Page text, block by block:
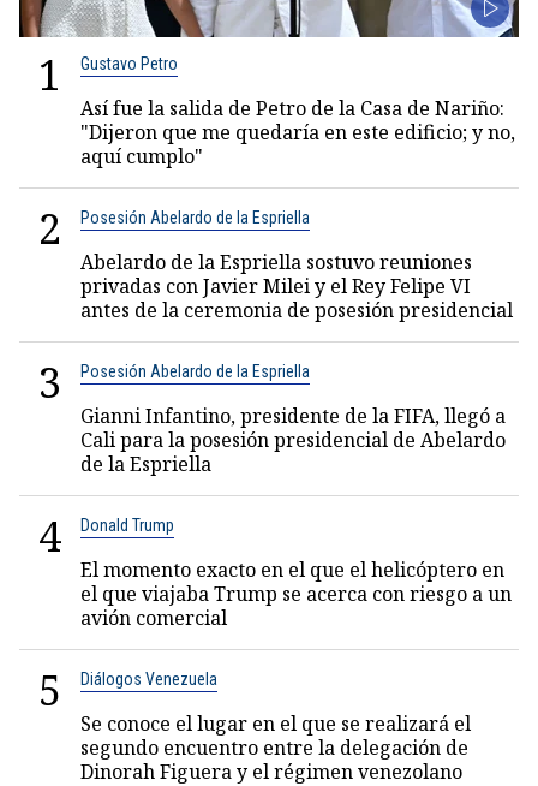
1 Gustavo Petro
Así fue la salida de Petro de la Casa de Nariño:
"Dijeron que me quedaría en este edificio; y no,
aquí cumplo"
2 Posesión Abelardo de la Espriella
Abelardo de la Espriella sostuvo reuniones
privadas con Javier Milei y el Rey Felipe VI
antes de la ceremonia de posesión presidencial
3 Posesión Abelardo de la Espriella
Gianni Infantino, presidente de la FIFA, llegó a
Cali para la posesión presidencial de Abelardo
de la Espriella
4 Donald Trump
El momento exacto en el que el helicóptero en
el que viajaba Trump se acerca con riesgo a un
avión comercial
5 Diálogos Venezuela
Se conoce el lugar en el que se realizará el
segundo encuentro entre la delegación de
Dinorah Figuera y el régimen venezolano